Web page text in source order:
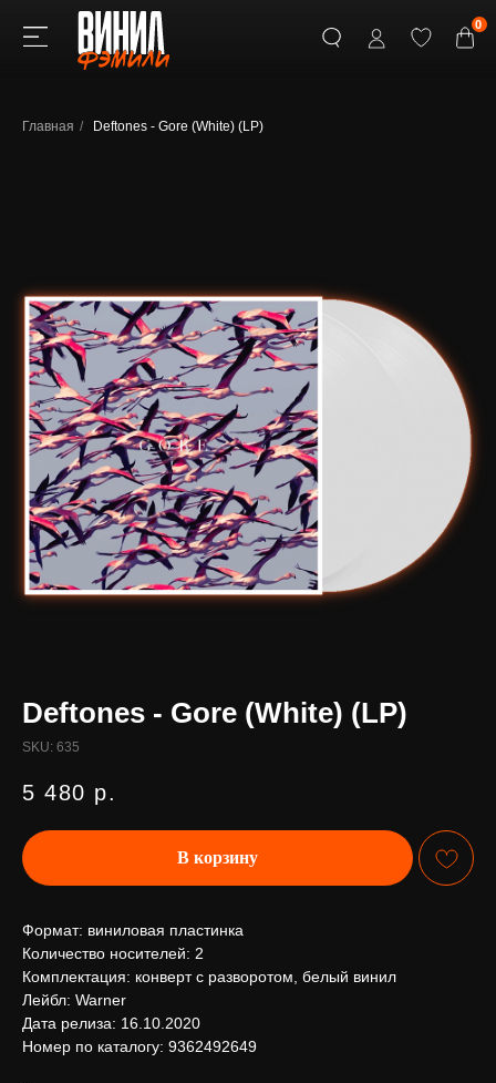
Главная / Deftones - Gore (White) (LP)
Deftones - Gore (White) (LP)
SKU: 635
5 480 р.
В корзину
Формат: виниловая пластинка
Количество носителей: 2
Комплектация: конверт с разворотом, белый винил
Лейбл: Warner
Дата релиза: 16.10.2020
Номер по каталогу: 9362492649